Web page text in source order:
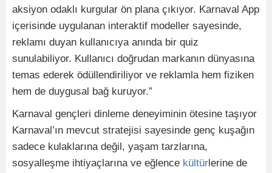
aksiyon odaklı kurgular ön plana çıkıyor. Karnaval App
içerisinde uygulanan interaktif modeller sayesinde,
reklamı duyan kullanıcıya anında bir quiz
sunulabiliyor. Kullanıcı doğrudan markanın dünyasına
temas ederek ödüllendiriliyor ve reklamla hem fiziken
hem de duygusal bağ kuruyor.”
Karnaval gençleri dinleme deneyiminin ötesine taşıyor
Karnaval’ın mevcut stratejisi sayesinde genç kuşağın
sadece kulaklarına değil, yaşam tarzlarına,
sosyalleşme ihtiyaçlarına ve eğlence kültürlerine de